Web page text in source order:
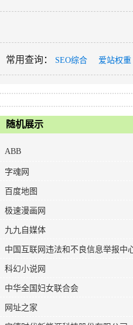
常用查询 ： SEO综合 爱站权重
随机展示
ABB
字魂网
百度地图
极速漫画网
九九自媒体
中国互联网违法和不良信息举报中
科幻小说网
中华全国妇女联合会
网址之家